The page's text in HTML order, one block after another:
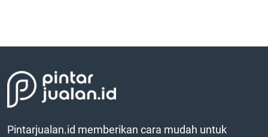
Pintarjualan.id memberikan cara mudah untuk